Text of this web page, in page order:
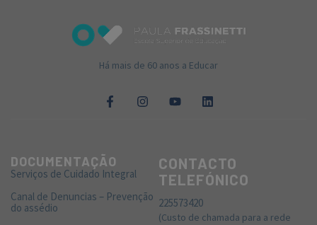
Há mais de 60 anos a Educar
DOCUMENTAÇÃO
Serviços de Cuidado Integral
Canal de Denuncias – Prevenção
do assédio
CONTACTO
TELEFÓNICO
225573420
(Custo de chamada para a rede